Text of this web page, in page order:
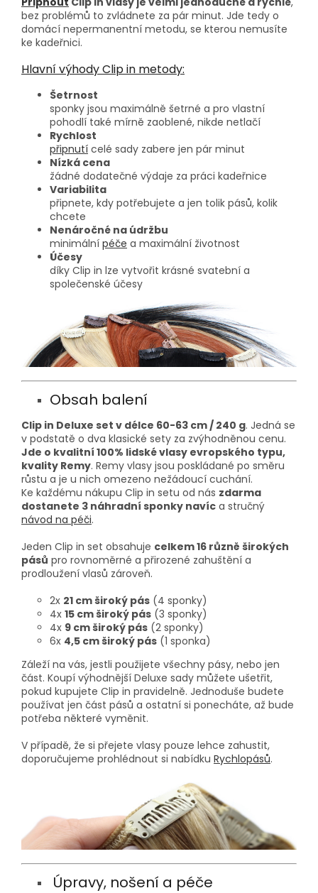
bez problémů to zvládnete za pár minut. Jde tedy o
domácí nepermanentní metodu, se kterou nemusíte
ke kadeřnici.
Hlavní výhody Clip in metody:
Šetrnost
sponky jsou maximálně šetrné a pro vlastní
pohodlí také mírně zaoblené, nikde netlačí
Rychlost
připnutí celé sady zabere jen pár minut
Nízká cena
žádné dodatečné výdaje za práci kadeřnice
Variabilita
připnete, kdy potřebujete a jen tolik pásů, kolik
chcete
Nenáročné na údržbu
minimální péče a maximální životnost
Účesy
díky Clip in lze vytvořit krásné svatební a
společenské účesy
Obsah balení
Clip in Deluxe set v délce 60-63 cm / 240 g. Jedná se
v podstatě o dva klasické sety za zvýhodněnou cenu.
Jde o kvalitní 100% lidské vlasy evropského typu,
kvality Remy. Remy vlasy jsou poskládané po směru
růstu a je u nich omezeno nežádoucí cuchání.
Ke každému nákupu Clip in setu od nás zdarma
dostanete 3 náhradní sponky navíc a stručný
návod na péči.
Jeden Clip in set obsahuje celkem 16 různě širokých
pásů pro rovnoměrné a přirozené zahuštění a
prodloužení vlasů zároveň.
2x 21 cm široký pás (4 sponky)
4x 15 cm široký pás (3 sponky)
4x 9 cm široký pás (2 sponky)
6x 4,5 cm široký pás (1 sponka)
Záleží na vás, jestli použijete všechny pásy, nebo jen
část. Koupí výhodnější Deluxe sady můžete ušetřit,
pokud kupujete Clip in pravidelně. Jednoduše budete
používat jen část pásů a ostatní si ponecháte, až bude
potřeba některé vyměnit.
V případě, že si přejete vlasy pouze lehce zahustit,
doporučujeme prohlédnout si nabídku Rychlopásů.
Úpravy, nošení a péče